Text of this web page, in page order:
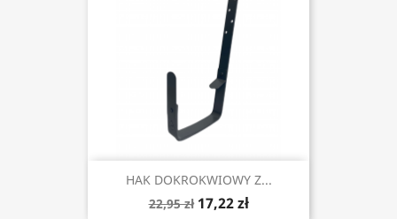
HAK DOKROKWIOWY Z...
22,95 zł 17,22 zł